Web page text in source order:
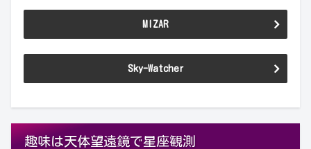
MIZAR
Sky-Watcher
趣味は天体望遠鏡で星座観測